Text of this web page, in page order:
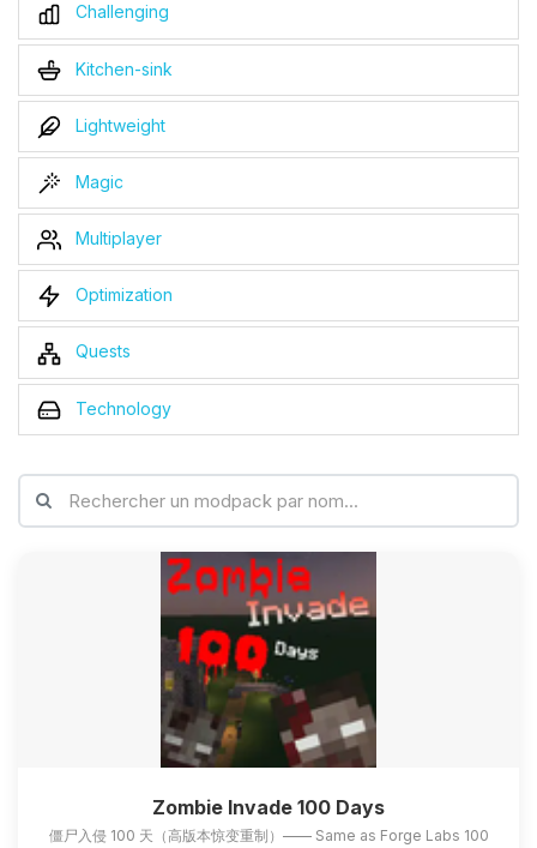
Challenging
Kitchen-sink
Lightweight
Magic
Multiplayer
Optimization
Quests
Technology
Zombie Invade 100 Days
僵尸入侵 100 天（高版本惊变重制）—— Same as Forge Labs 100